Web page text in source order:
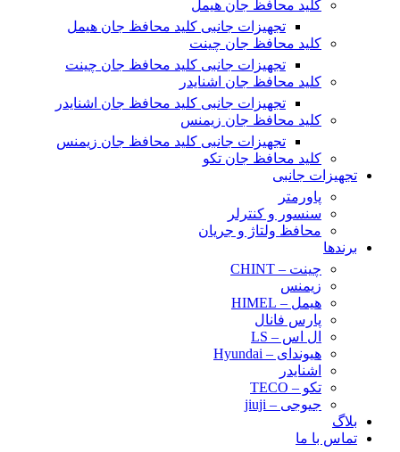
کلید محافظ جان هیمل
تجهیزات جانبی کلید محافظ جان هیمل
کلید محافظ جان چینت
تجهیزات جانبی کلید محافظ جان چینت
کلید محافظ جان اشنایدر
تجهیزات جانبی کلید محافظ جان اشنایدر
کلید محافظ جان زیمنس
تجهیزات جانبی کلید محافظ جان زیمنس
کلید محافظ جان تکو
تجهیزات جانبی
پاورمتر
سنسور و کنترلر
محافظ ولتاژ و‌ جریان
برندها
چینت – CHINT
زیمنس
هیمل – HIMEL
پارس فانال
ال اس – LS
هیوندای – Hyundai
اشنایدر
تکو – TECO
جیوجی – jiuji
بلاگ
تماس با ما